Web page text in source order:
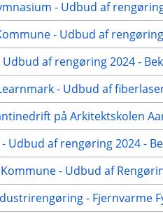
- Udbud af
- Udbud af
Udbud af rengøring 2024 -
- Udbud af
på Arkitektskolen
Udbud af rengøring 2024 -
- Udbud af
- Fjernvarme